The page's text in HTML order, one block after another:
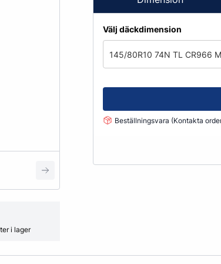
Mutterpåsar
Spacer
i lager
Välj däckdimension
145/80R10 74N TL CR966
Beställningsvara (Kontakta